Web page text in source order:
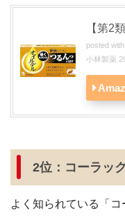
【第2
posted with
小林製薬
2位：コーラッ
よく知られている「